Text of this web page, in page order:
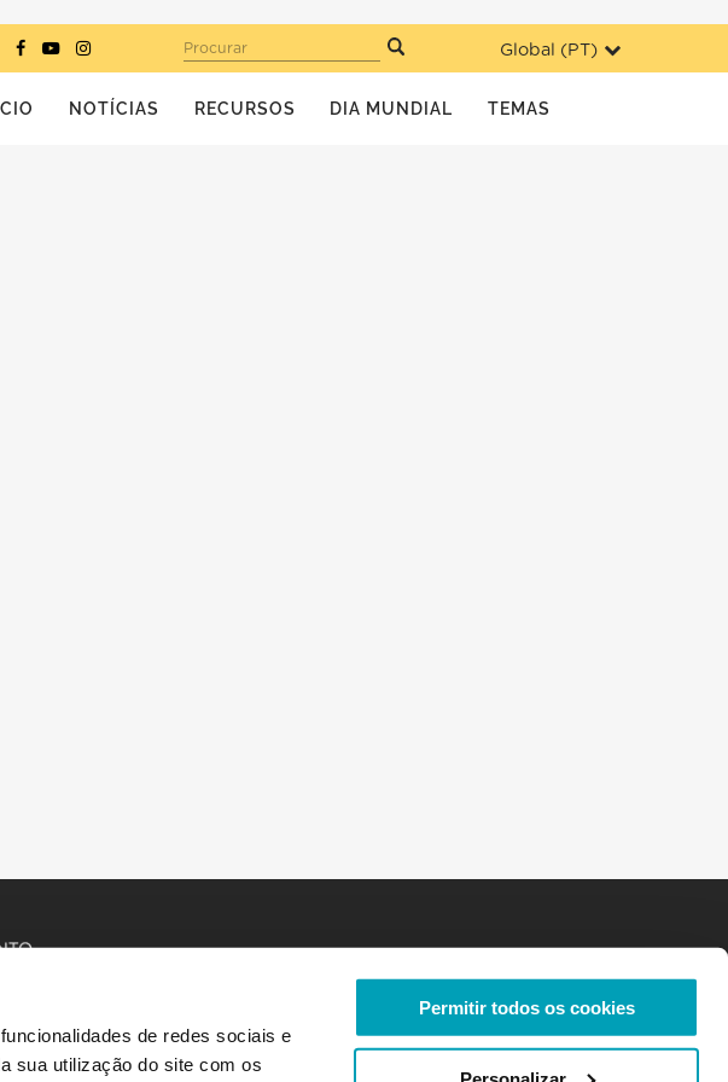
de redes sociais e
sua utilização do site com os
Permitir todos os cookies
Global (PT)
Procurar
NOTÍCIAS RECURSOS DIA MUNDIAL TEMAS
RECURSOS